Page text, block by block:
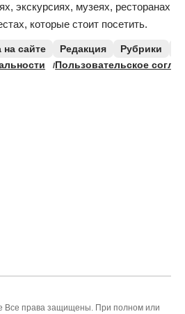
экскурсиях, музеях, ресторанах
которые стоит посетить.
на сайте Редакция Рубрики
Пользовательское
Все права защищены. При полном или